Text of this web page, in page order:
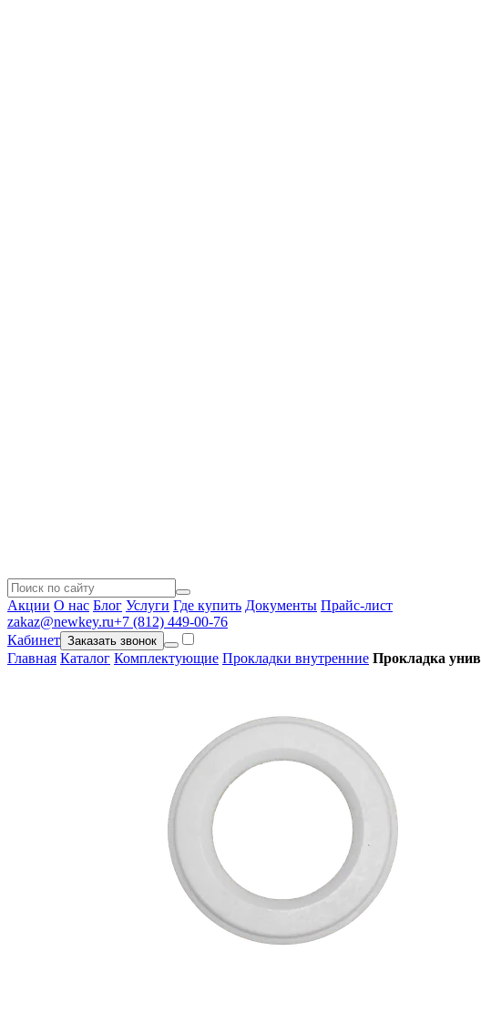
Акции О нас Блог Услуги Где купить Документы Прайс-лист
zakaz@newkey.ru+7 (812) 449-00-76
Кабинет Заказать звонок
Главная Каталог Комплектующие Прокладки внутренние Прокладка